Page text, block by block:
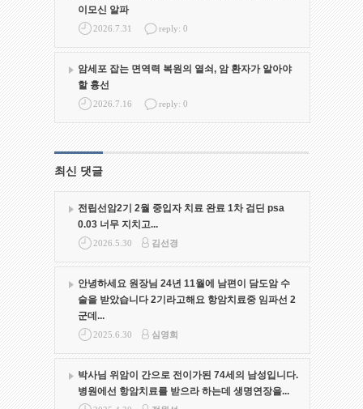
이모신 알파
2026.7.31 reply: 0
암세포 잡는 면역력 복원의 열쇠, 암 환자가 알아야
할 흉선
2026.7.16 reply: 0
최신 댓글
전립선암2기 2월 중입자 치료 완료 1차 검딘 psa
0.03 너무 지치고...
2026.5.30 김선경
안녕하세요 원장님 24년 11월에 남편이 담도암 수
술을 받았습니다 2기라고해요 항암치료중 임파선 2
군데...
2025.6.30 심영희
박사님 위암이 간으로 전이가된 74세의 남성입니다.
병원에선 항암치료를 받으라 하는데 생명연장을...